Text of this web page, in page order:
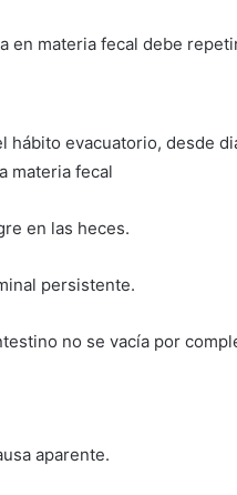
en materia fecal debe
hábito evacuatorio, desde
materia fecal
en las heces.
persistente.
no se vacía por
aparente.